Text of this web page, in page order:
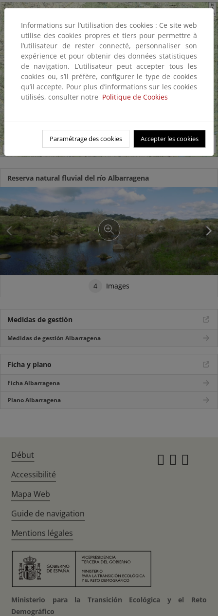
Reserva natural fluvial del río Albarragena
4 Images
Medidas de gestión
Medidas de gestión Albarragena
Ficha y plano
Ficha Albarragena
Plano Albarragena
Informations sur l’utilisation des cookies : Ce site web
utilise des cookies propres et tiers pour permettre à
l’utilisateur de rester connecté, personnaliser son
expérience et pour obtenir des données statistiques
de navigation. L’utilisateur peut accepter tous les
cookies ou, s’il préfère, configurer le type de cookies
qu’il accepte. Pour plus d’informations sur les cookies
utilisés, consulter notre Politique de Cookies
Paramétrage des cookies Accepter les cookies
Début
Accessibilité
Mapa Web
Guide de navigation
Mentions légales
Ministerio para la Transición Ecológica y el Reto
Demográfico